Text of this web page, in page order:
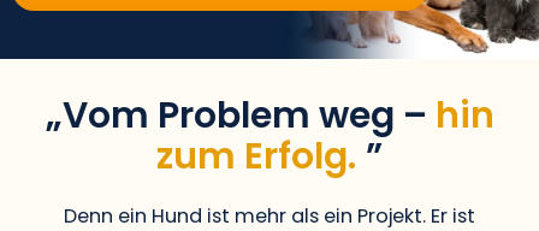
„Vom Problem weg – hin
zum Erfolg. ”
Denn ein Hund ist mehr als ein Projekt. Er ist